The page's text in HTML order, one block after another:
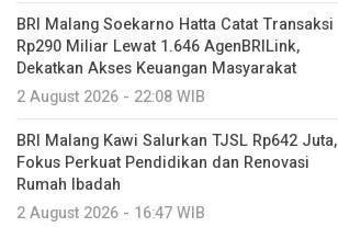
BRI Malang Soekarno Hatta Catat Transaksi
Rp290 Miliar Lewat 1.646 AgenBRILink,
Dekatkan Akses Keuangan Masyarakat
2 August 2026 - 22:08 WIB
BRI Malang Kawi Salurkan TJSL Rp642 Juta,
Fokus Perkuat Pendidikan dan Renovasi
Rumah Ibadah
2 August 2026 - 16:47 WIB